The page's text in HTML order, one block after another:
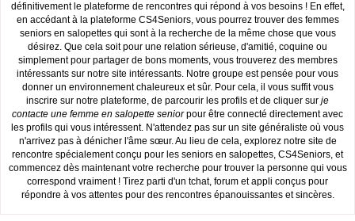
définitivement le plateforme de rencontres qui répond à vos besoins ! En effet,
en accédant à la plateforme CS4Seniors, vous pourrez trouver des femmes
seniors en salopettes qui sont à la recherche de la même chose que vous
désirez. Que cela soit pour une relation sérieuse, d'amitié, coquine ou
simplement pour partager de bons moments, vous trouverez des membres
intéressants sur notre site intéressants. Notre groupe est pensée pour vous
donner un environnement chaleureux et sûr. Pour cela, il vous suffit vous
inscrire sur notre plateforme, de parcourir les profils et de cliquer sur je
contacte une femme en salopette seniorpour être connecté directement avec
les profils qui vous intéressent. N'attendez pas sur un site généraliste où vous
n'arrivez pas à dénicher l'âme sœur. Au lieu de cela, explorez notre site de
rencontre spécialement conçu pour les seniors en salopettes, CS4Seniors, et
commencez dès maintenant votre recherche pour trouver la personne qui vous
correspond vraiment ! Tirez parti d'un tchat, forum et appli conçus pour
répondre à vos attentes pour des rencontres épanouissantes et sincères.